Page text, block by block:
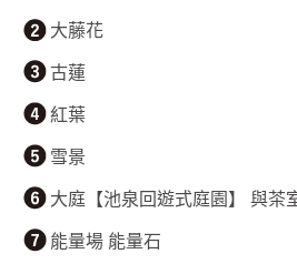
大藤花
古蓮
紅葉
雪景
大庭【池泉回遊式庭園】 與茶
能量場 能量石